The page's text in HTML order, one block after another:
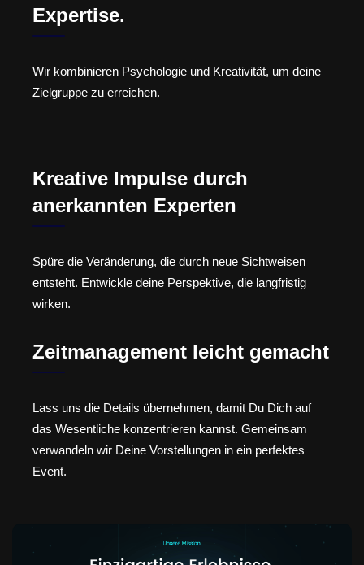
Expertise.
Wir kombinieren Psychologie und Kreativität, um deine
Zielgruppe zu erreichen.
Kreative Impulse durch
anerkannten Experten
Spüre die Veränderung, die durch neue Sichtweisen
entsteht. Entwickle deine Perspektive, die langfristig
wirken.
Zeitmanagement leicht gemacht
Lass uns die Details übernehmen, damit Du Dich auf
das Wesentliche konzentrieren kannst. Gemeinsam
verwandeln wir Deine Vorstellungen in ein perfektes
Event.